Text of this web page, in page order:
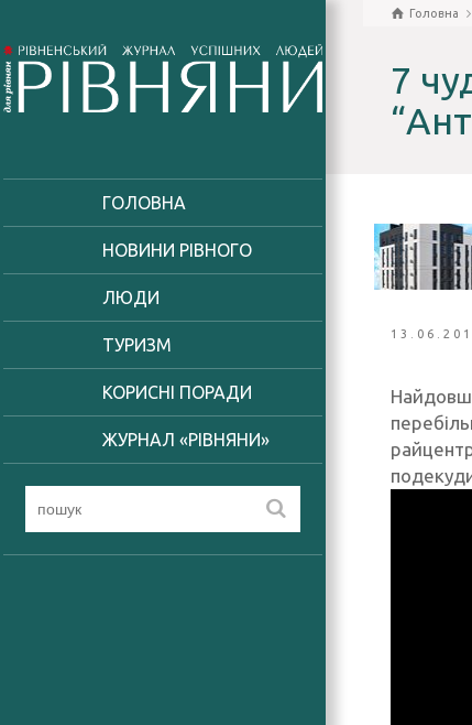
ГОЛОВНА
НОВИНИ РІВНОГО
ЛЮДИ
ТУРИЗМ
КОРИСНІ ПОРАДИ
ЖУРНАЛ «РІВНЯНИ»
Головна
7